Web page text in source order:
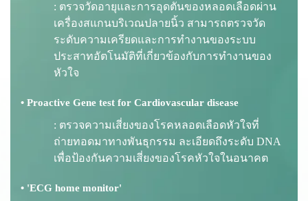
: ตรวจวัดอายุและการอุดตันของหลอดเลือดผ่าน
เครื่องสแกนบริเวณปลายนิ้ว สามารถตรวจวัด
ระดับความเครียดและการทำงานของระบบ
ประสาทอัตโนมัติที่เกี่ยวข้องกับการทำงานของ
หัวใจ
• Proactive Gene test for Cardiovascular disease
: ตรวจความเสี่ยงของโรคหลอดเลือดหัวใจที่
ถ่ายทอดมาทางพันธุกรรม ละเอียดถึงระดับ DNA
เพื่อป้องกันความเสี่ยงของโรคหัวใจในอนาคต
• 'ECG home monitor'